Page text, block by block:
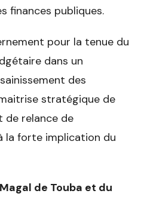
finances publiques.
pour la tenue du
dans un
des
stratégique de
de relance de
la forte implication du
de Touba et du